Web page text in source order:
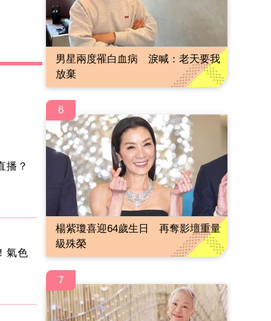
播？
氣色
男星兩度罹白血病 淚喊：老天要我
放棄
6
楊紫瓊喜迎64歲生日 再奪影壇重量
級殊榮
7